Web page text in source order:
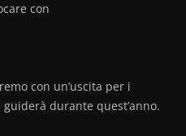
con
con un’uscita per i
durante quest’anno.